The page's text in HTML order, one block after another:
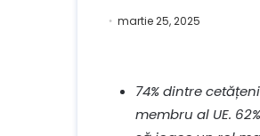
martie 25, 2025
74% dintre
membru al UE.